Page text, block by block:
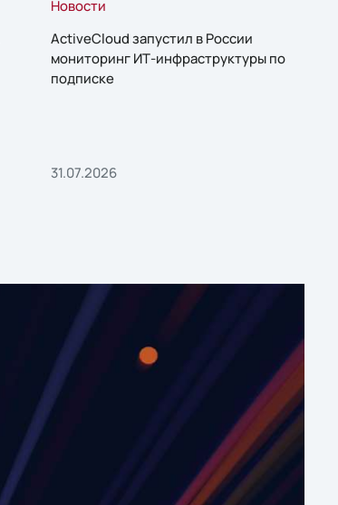
Новости
ActiveCloud запустил в России
мониторинг ИТ-инфраструктуры по
подписке
31.07.2026